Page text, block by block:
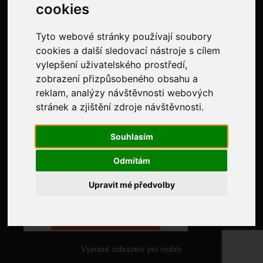
cookies
Tyto webové stránky používají soubory
cookies a další sledovací nástroje s cílem
vylepšení uživatelského prostředí,
zobrazení přizpůsobeného obsahu a
reklam, analýzy návštěvnosti webových
stránek a zjištění zdroje návštěvnosti.
Souhlasím
Odmítám
Upravit mé předvolby
Evidence tržeb
Vypnout zobrazení pro mobily